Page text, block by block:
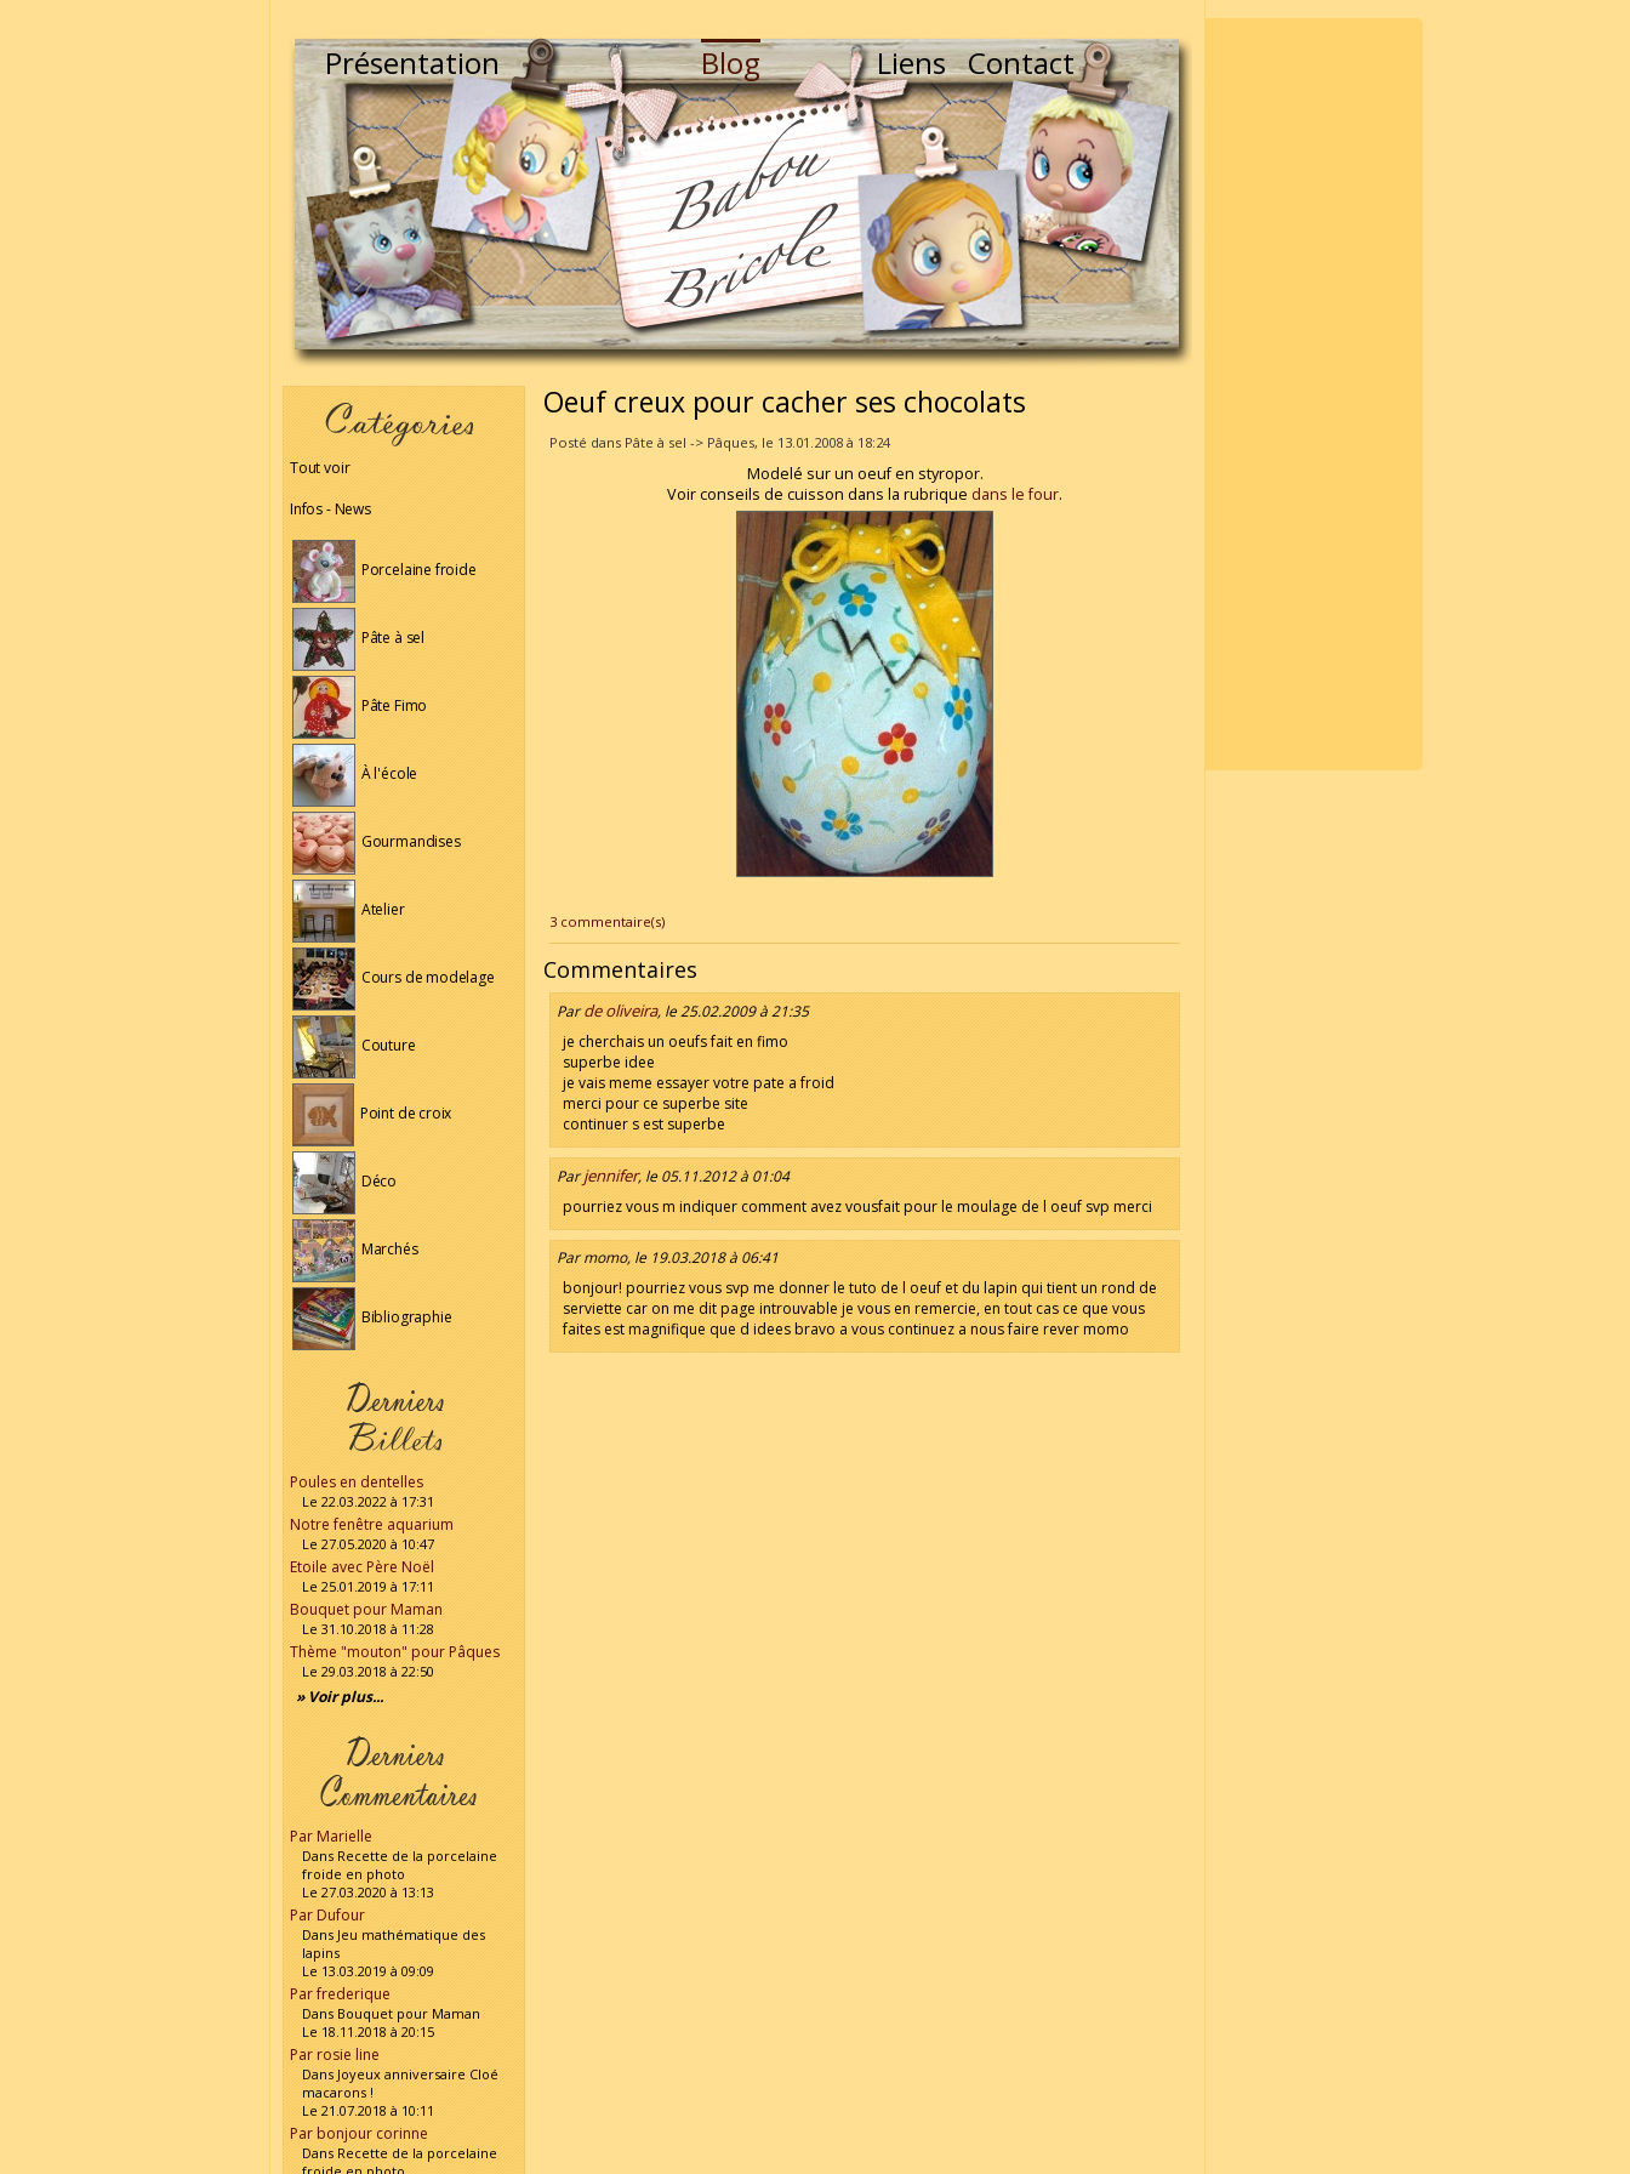
Présentation Blog Liens Contact
Tout voir
Infos - News
Porcelaine froide
Pâte à sel
Pâte Fimo
À l'école
Gourmandises
Atelier
Cours de modelage
Couture
Point de croix
Déco
Marchés
Bibliographie
Poules en dentelles
Le 22.03.2022 à 17:31
Notre fenêtre aquarium
Le 27.05.2020 à 10:47
Etoile avec Père Noël
Le 25.01.2019 à 17:11
Bouquet pour Maman
Le 31.10.2018 à 11:28
Thème "mouton" pour Pâques
Le 29.03.2018 à 22:50
» Voir plus...
Par Marielle
Dans Recette de la porcelaine
froide en photo
Le 27.03.2020 à 13:13
Par Dufour
Dans Jeu mathématique des
lapins
Le 13.03.2019 à 09:09
Par frederique
Dans Bouquet pour Maman
Le 18.11.2018 à 20:15
Par rosie line
Dans Joyeux anniversaire Cloé
macarons !
Le 21.07.2018 à 10:11
Par bonjour corinne
Dans Recette de la porcelaine
Oeuf creux pour cacher ses chocolats
Posté dans Pâte à sel -> Pâques, le 13.01.2008 à 18:24
Modelé sur un oeuf en styropor.
Voir conseils de cuisson dans la rubrique dans le four.
3 commentaire(s)
Commentaires
Parde oliveira, le 25.02.2009 à 21:35
je cherchais un oeufs fait en fimo
superbe idee
je vais meme essayer votre pate a froid
merci pour ce superbe site
continuer s est superbe
Parjennifer, le 05.11.2012 à 01:04
pourriez vous m indiquer comment avez vousfait pour le moulage de l oeuf svp merci
Par momo, le 19.03.2018 à 06:41
bonjour! pourriez vous svp me donner le tuto de l oeuf et du lapin qui tient un rond de
serviette car on me dit page introuvable je vous en remercie, en tout cas ce que vous
faites est magnifique que d idees bravo a vous continuez a nous faire rever momo